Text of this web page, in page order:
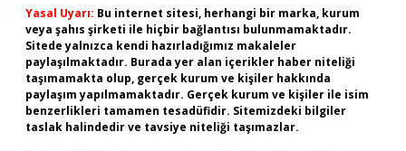
Yasal Uyarı: Bu internet sitesi, herhangi bir marka, kurum
veya şahıs şirketi ile hiçbir bağlantısı bulunmamaktadır.
Sitede yalnızca kendi hazırladığımız makaleler
paylaşılmaktadır. Burada yer alan içerikler haber niteliği
taşımamakta olup, gerçek kurum ve kişiler hakkında
paylaşım yapılmamaktadır. Gerçek kurum ve kişiler ile isim
benzerlikleri tamamen tesadüfidir. Sitemizdeki bilgiler
taslak halindedir ve tavsiye niteliği taşımazlar.